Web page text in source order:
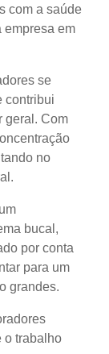
com a saúde
empresa em
se
contribui
geral. Com
no
bucal,
por conta
para um
grandes.
o trabalho